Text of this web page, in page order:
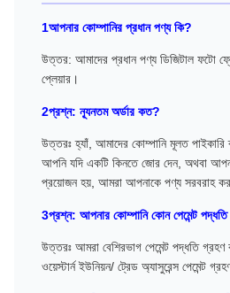
1আপনার কোম্পানির প্রধান পণ্য কি?
উত্তর: আমাদের প্রধান পণ্য ডিজিটাল ফটো
প্লেয়ার।
2প্রশ্ন: ন্যূনতম অর্ডার কত?
উত্তরঃ হ্যাঁ, আমাদের কোম্পানি মূলত পাইকারি
আপনি যদি একটি কিনতে জোর দেন, অথবা
প্রয়োজন হয়, আমরা আপনাকে পণ্য সরবরাহ
3প্রশ্ন: আপনার কোম্পানি কোন পেমেন্ট
উত্তরঃ আমরা বেশিরভাগ পেমেন্ট পদ্ধতি গ্রহণ
ওয়েস্টার্ন ইউনিয়ন/ ট্রেড অ্যাসুরেন্স পেমেন্ট